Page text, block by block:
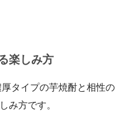
楽しみ方
タイプの芋焼酎と相性の
み方です。